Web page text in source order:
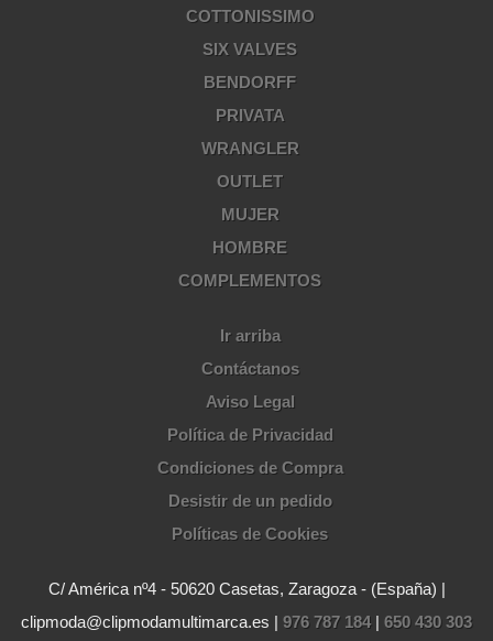
COTTONISSIMO
SIX VALVES
BENDORFF
PRIVATA
WRANGLER
OUTLET
MUJER
HOMBRE
COMPLEMENTOS
Ir arriba
Contáctanos
Aviso Legal
Política de Privacidad
Condiciones de Compra
Desistir de un pedido
Políticas de Cookies
C/ América nº4 - 50620 Casetas, Zaragoza - (España) |
clipmoda@clipmodamultimarca.es | 976 787 184| 650 430 303